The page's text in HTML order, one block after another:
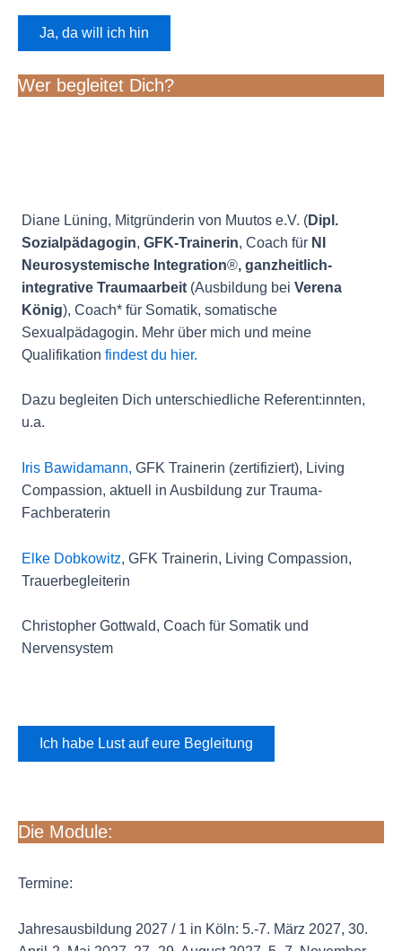
Ja, da will ich hin
Wer begleitet Dich?
Diane Lüning, Mitgründerin von Muutos e.V. (Dipl.
Sozialpädagogin, GFK-Trainerin, Coach für NI
Neurosystemische Integration®, ganzheitlich-
integrative Traumaarbeit (Ausbildung bei Verena
König), Coach* für Somatik, somatische
Sexualpädagogin. Mehr über mich und meine
Qualifikation findest du hier.
Dazu begleiten Dich unterschiedliche Referent:innten,
u.a.
Iris Bawidamann, GFK Trainerin (zertifiziert), Living
Compassion, aktuell in Ausbildung zur Trauma-
Fachberaterin
Elke Dobkowitz, GFK Trainerin, Living Compassion,
Trauerbegleiterin
Christopher Gottwald, Coach für Somatik und
Nervensystem
Ich habe Lust auf eure Begleitung
Die Module:
Termine:
Jahresausbildung 2027 / 1 in Köln: 5.-7. März 2027, 30.